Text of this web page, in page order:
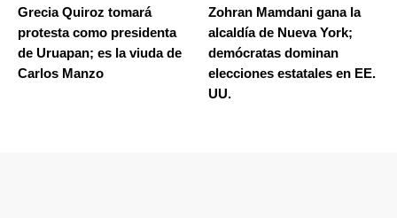
Grecia Quiroz tomará
protesta como presidenta
de Uruapan; es la viuda de
Carlos Manzo
Zohran Mamdani gana la
alcaldía de Nueva York;
demócratas dominan
elecciones estatales en EE.
UU.